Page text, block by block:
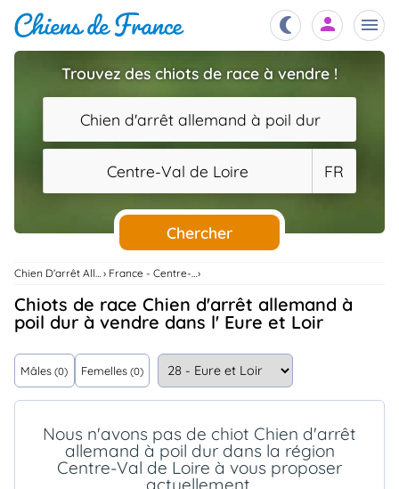
Chiots
Éleveurs
Étalons
Chiens
Services
..
Assurances
Connexion
Trouvez des chiots de race à vendre !
Chien d'arrêt allemand à poil dur
Centre-Val de Loire FR
Chercher
Chien D'arrêt Allemand À Poil Dur France - Centre-Val De Loire
Chiots de race Chien d'arrêt allemand à
poil dur à vendre dans l' Eure et Loir
Mâles (0) Femelles (0)
Nous n'avons pas de chiot Chien d'arrêt
allemand à poil dur dans la région
Centre-Val de Loire à vous proposer